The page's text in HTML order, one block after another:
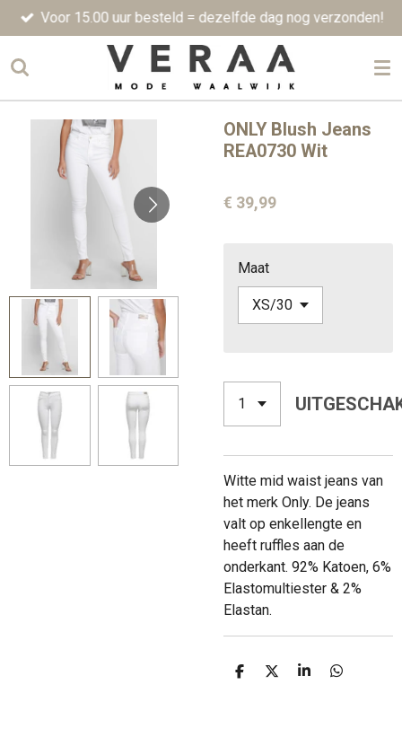
Ga
direct
naar
hoofdinhoud
Voor 15.00 uur besteld = dezelfde dag nog verzonden!
ONLY Blush Jeans
REA0730 Wit
€ 39,99
Maat
Witte mid waist jeans van
het merk Only. De jeans
valt op enkellengte en
heeft ruffles aan de
onderkant. 92% Katoen, 6%
Elastomultiester & 2%
Elastan.
D
D
S
D